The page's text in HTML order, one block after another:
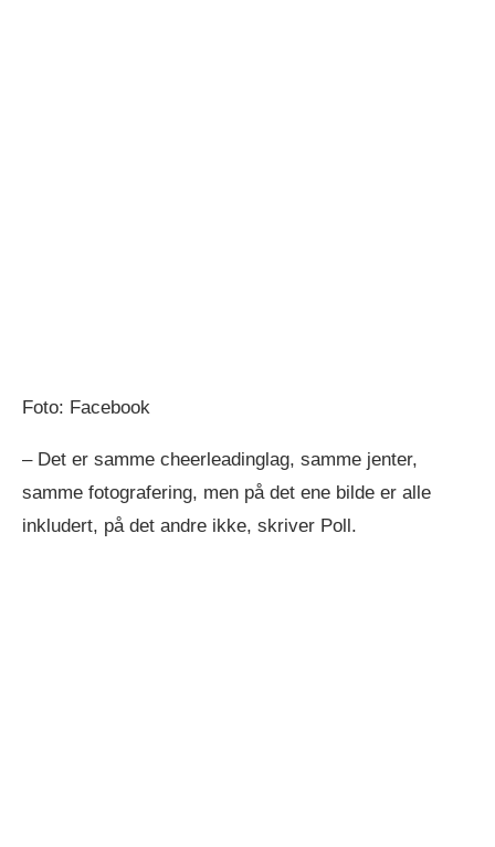
Foto: Facebook
– Det er samme cheerleadinglag, samme jenter,
samme fotografering, men på det ene bilde er alle
inkludert, på det andre ikke, skriver Poll.